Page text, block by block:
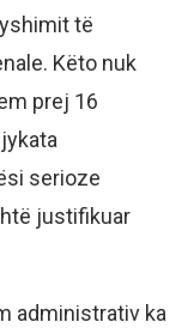
të
Këto nuk
prej 16
serioze
justifikuar
administrativ ka